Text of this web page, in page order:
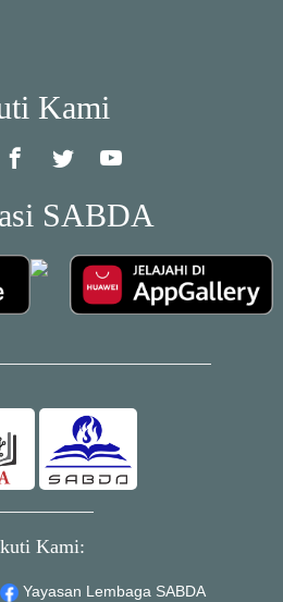
Kami
SABDA
Kami:
Yayasan Lembaga SABDA